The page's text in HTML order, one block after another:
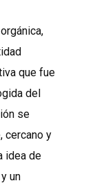
que fue
del
se
cercano y
idea de
un